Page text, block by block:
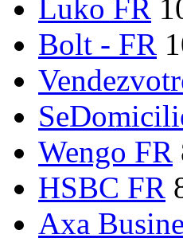
Luko FR
Bolt - FR
Wengo FR
HSBC FR
Axa